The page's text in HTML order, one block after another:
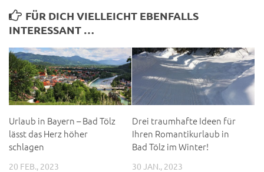
FÜR DICH VIELLEICHT EBENFALLS
INTERESSANT …
Urlaub in Bayern – Bad Tölz
lässt das Herz höher
schlagen
20 FEB., 2023
Drei traumhafte Ideen für
Ihren Romantikurlaub in
Bad Tölz im Winter!
30 JAN., 2023